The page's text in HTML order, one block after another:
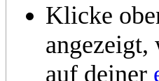
Klicke
angezeigt,
auf deiner